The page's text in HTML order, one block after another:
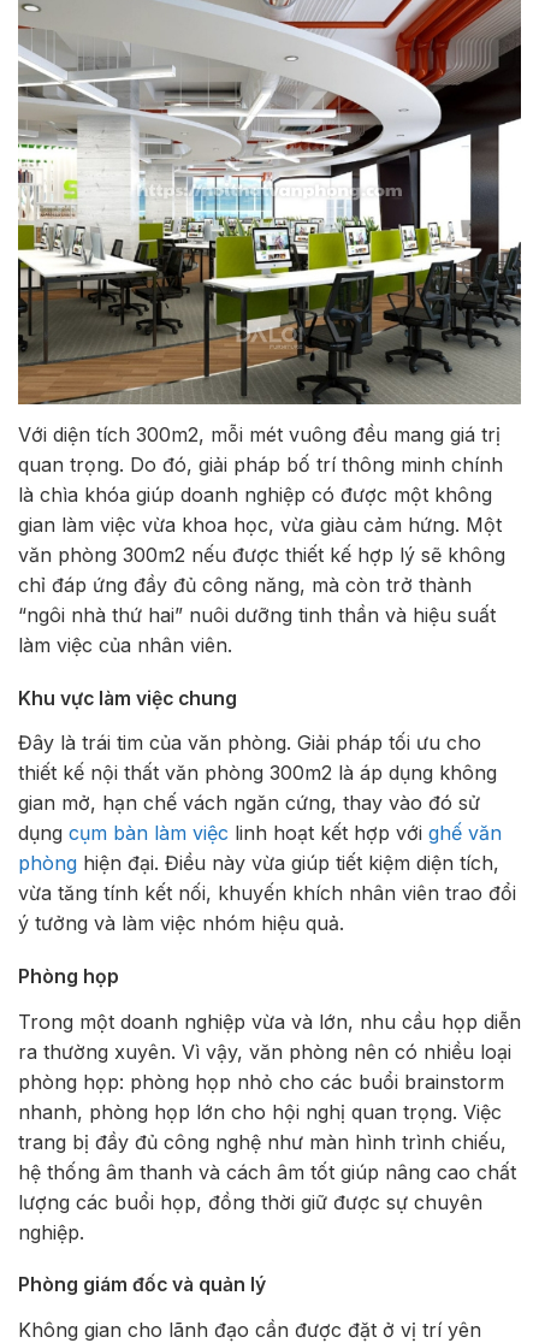
Với diện tích 300m2, mỗi mét vuông đều mang giá trị
quan trọng. Do đó, giải pháp bố trí thông minh chính
là chìa khóa giúp doanh nghiệp có được một không
gian làm việc vừa khoa học, vừa giàu cảm hứng. Một
văn phòng 300m2 nếu được thiết kế hợp lý sẽ không
chỉ đáp ứng đầy đủ công năng, mà còn trở thành
“ngôi nhà thứ hai” nuôi dưỡng tinh thần và hiệu suất
làm việc của nhân viên.
Khu vực làm việc chung
Đây là trái tim của văn phòng. Giải pháp tối ưu cho
thiết kế nội thất văn phòng 300m2 là áp dụng không
gian mở, hạn chế vách ngăn cứng, thay vào đó sử
dụng cụm bàn làm việc linh hoạt kết hợp với ghế văn
phòng hiện đại. Điều này vừa giúp tiết kiệm diện tích,
vừa tăng tính kết nối, khuyến khích nhân viên trao đổi
ý tưởng và làm việc nhóm hiệu quả.
Phòng họp
Trong một doanh nghiệp vừa và lớn, nhu cầu họp diễn
ra thường xuyên. Vì vậy, văn phòng nên có nhiều loại
phòng họp: phòng họp nhỏ cho các buổi brainstorm
nhanh, phòng họp lớn cho hội nghị quan trọng. Việc
trang bị đầy đủ công nghệ như màn hình trình chiếu,
hệ thống âm thanh và cách âm tốt giúp nâng cao chất
lượng các buổi họp, đồng thời giữ được sự chuyên
nghiệp.
Phòng giám đốc và quản lý
Không gian cho lãnh đạo cần được đặt ở vị trí yên